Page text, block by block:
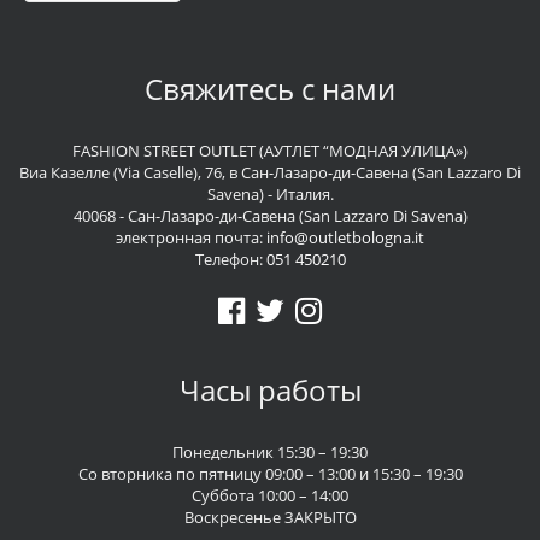
Свяжитесь с нами
FASHION STREET OUTLET (АУТЛЕТ “МОДНАЯ УЛИЦА»)
Виа Казелле (Via Caselle), 76, в Сан-Лазаро-ди-Савена (San Lazzaro Di
Savena) - Италия.
40068 - Сан-Лазаро-ди-Савена (San Lazzaro Di Savena)
электронная почта: info@outletbologna.it
Телефон:051 450210
Часы работы
Понедельник 15:30 – 19:30
Со вторника по пятницу 09:00 – 13:00 и 15:30 – 19:30
Суббота 10:00 – 14:00
Воскресенье ЗАКРЫТО